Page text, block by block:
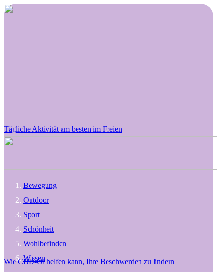
Tägliche Aktivität am besten im Freien
Wie CBD-Öl helfen kann, Ihre Beschwerden zu lindern
Bewegung
Outdoor
Sport
Schönheit
Wohlbefinden
Wissen